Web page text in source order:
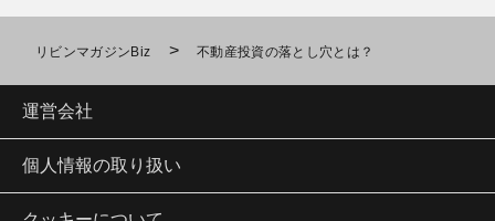
リビンマガジンBiz > 不動産投資の落とし穴とは？
運営会社
個人情報の取り扱い